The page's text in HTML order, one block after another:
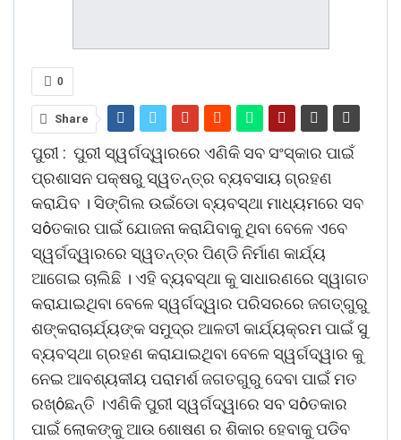
0
Share
ପୁରୀ : ପୁରୀ ସ୍ୱର୍ଗଦ୍ୱାରରେ ଏଣିକି ସବ ସଂସ୍କାର ପାଇଁ
ପ୍ରଶାସନ ପକ୍ଷରୁ ସ୍ୱତନ୍ତ୍ର ବ୍ୟବସାୟ ଗ୍ରହଣ
କରାଯିବ । ସିଙ୍ଗିଲ ଉଇଁଡୋ ବ୍ୟବସ୍ଥା ମାଧ୍ୟମରେ ସବ
ସôତକାର ପାଇଁ ଯୋଜନା କରାଯିବାକୁ ଥିବା ବେଳେ ଏବେ
ସ୍ୱର୍ଗଦ୍ୱାରରେ ସ୍ୱତନ୍ତ୍ର ପିଣ୍ଡି ନିର୍ମାଣ କାର୍ଯ୍ୟ
ଆଗେଇ ଚାଲିଛି । ଏହି ବ୍ୟବସ୍ଥା କୁ ସାଧାରଣରେ ସ୍ୱାଗତ
କରାଯାଇଥିବା ବେଳେ ସ୍ୱର୍ଗଦ୍ୱାର ପରିସରରେ ଜଗତ୍‌ଗୁରୁ
ଶଙ୍କରାଚାର୍ଯ୍ୟଙ୍କ ସମୁଦ୍ର ଆଳତୀ କାର୍ଯ୍ୟକ୍ରମ ପାଇଁ ସୁ
ବ୍ୟବସ୍ଥା ଗ୍ରହଣ କରାଯାଇଥିବା ବେଳେ ସ୍ୱର୍ଗଦ୍ୱାର କୁ
ନେଇ ଆବଶ୍ୟକୀୟ ପରାମର୍ଶ ଜଗତଗୁରୁ ଦେବା ପାଇଁ ମତ
ରଖ୍‌ôଛନ୍ତି ।ଏଣିକି ପୁରୀ ସ୍ୱର୍ଗଦ୍ୱାରେ ସବ ସôତକାର
ପାଇଁ ଲୋକଙ୍କୁ ଆଉ ଶୋଷଣ ର ଶିକାର ହେବାକୁ ପଡିବ